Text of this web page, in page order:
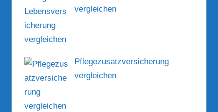
vergleichen
Pflegezusatzversicherung
vergleichen